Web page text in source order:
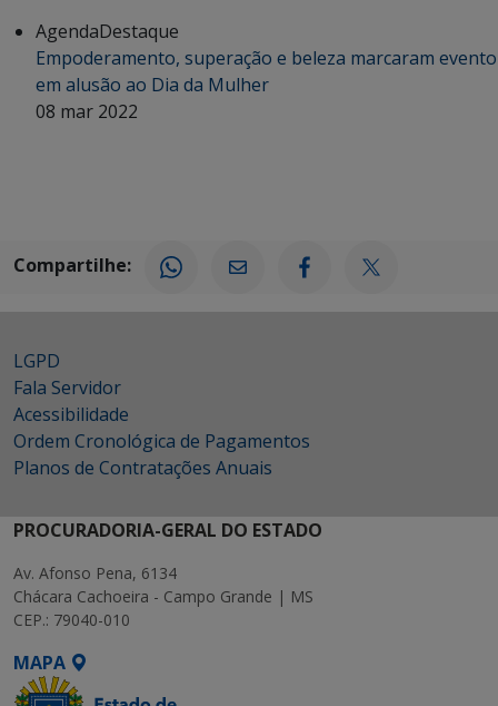
AgendaDestaque
Empoderamento, superação e beleza marcaram evento
em alusão ao Dia da Mulher
08 mar 2022
Compartilhe:
LGPD
Fala Servidor
Acessibilidade
Ordem Cronológica de Pagamentos
Planos de Contratações Anuais
PROCURADORIA-GERAL DO ESTADO
Av. Afonso Pena, 6134
Chácara Cachoeira - Campo Grande | MS
CEP.: 79040-010
MAPA